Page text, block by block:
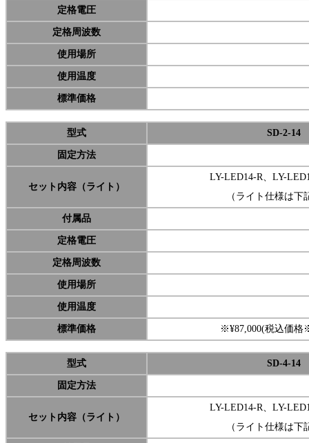
定格電圧
定格周波数
使用場所
使用温度
標準価格
型式 SD-2-14
固定方法
セット内容（ライト）
LY-LED14-R、LY-
（ライト仕様は下
付属品
定格電圧
定格周波数
使用場所
使用温度
標準価格 ※¥87,000(税込価格
型式 SD-4-14
固定方法
セット内容（ライト）
LY-LED14-R、LY-
（ライト仕様は下